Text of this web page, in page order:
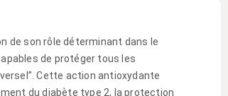
de son rôle déterminant dans le
de protéger tous les
Cette action antioxydante
du diabète type 2, la protection